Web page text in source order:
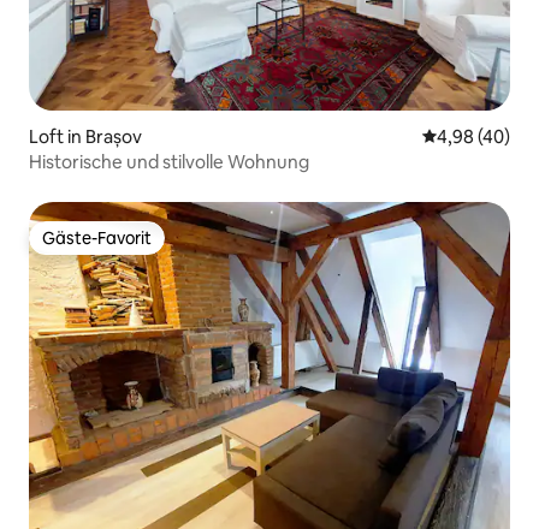
Loft in Brașov
4,98 (40)
Historische und stilvolle Wohnung
Gäste-Favorit
Gäste-Favorit